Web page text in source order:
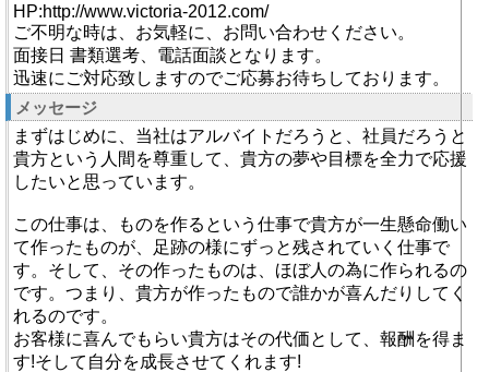
HP:http://www.victoria-2012.com/
ご不明な時は、お気軽に、お問い合わせください。
面接日 書類選考、電話面談となります。
迅速にご対応致しますのでご応募お待ちしております。
メッセージ
まずはじめに、当社はアルバイトだろうと、社員だろうと
貴方という人間を尊重して、貴方の夢や目標を全力で応援
したいと思っています。
この仕事は、ものを作るという仕事で貴方が一生懸命働い
て作ったものが、足跡の様にずっと残されていく仕事で
す。そして、その作ったものは、ほぼ人の為に作られるの
です。つまり、貴方が作ったもので誰かが喜んだりしてく
れるのです。
お客様に喜んでもらい貴方はその代価として、報酬を得ま
す!そして自分を成長させてくれます!